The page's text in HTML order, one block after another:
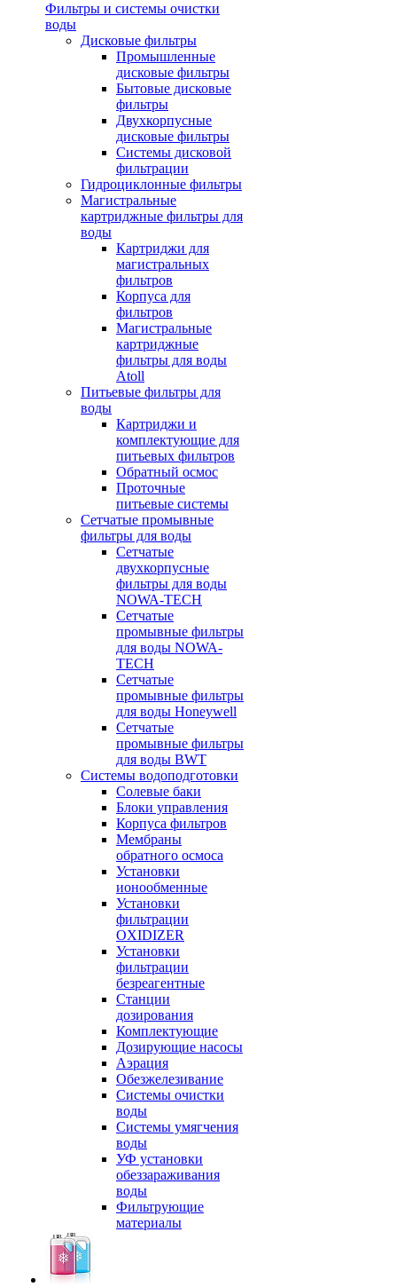
Фильтры и системы очистки
воды
Дисковые фильтры
Промышленные
дисковые фильтры
Бытовые дисковые
фильтры
Двухкорпусные
дисковые фильтры
Системы дисковой
фильтрации
Гидроциклонные фильтры
Магистральные
картриджные фильтры для
воды
Картриджи для
магистральных
фильтров
Корпуса для
фильтров
Магистральные
картриджные
фильтры для воды
Atoll
Питьевые фильтры для
воды
Картриджи и
комплектующие для
питьевых фильтров
Обратный осмос
Проточные
питьевые системы
Сетчатые промывные
фильтры для воды
Сетчатые
двухкорпусные
фильтры для воды
NOWA-TECH
Сетчатые
промывные фильтры
для воды NOWA-
TECH
Сетчатые
промывные фильтры
для воды Honeywell
Сетчатые
промывные фильтры
для воды BWT
Системы водоподготовки
Солевые баки
Блоки управления
Корпуса фильтров
Мембраны
обратного осмоса
Установки
ионообменные
Установки
фильтрации
OXIDIZER
Установки
фильтрации
безреагентные
Станции
дозирования
Комплектующие
Дозирующие насосы
Аэрация
Обезжелезивание
Системы очистки
воды
Системы умягчения
воды
УФ установки
обеззараживания
воды
Фильтрующие
материалы